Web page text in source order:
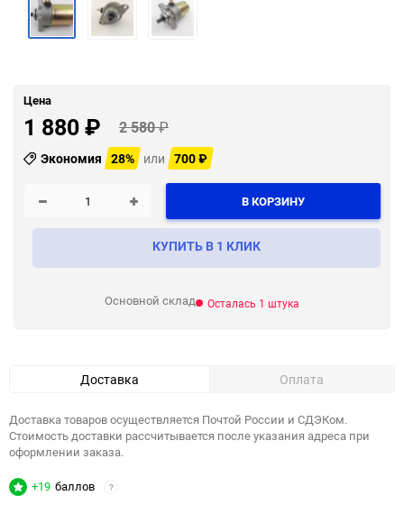
Цена
1 880₽ 2 580₽
Экономия 28% или 700₽
В КОРЗИНУ
КУПИТЬ В 1 КЛИК
Основной склад Осталась 1 штука
Доставка Оплата
Доставка товаров осуществляется Почтой России и СДЭКом.
Стоимость доставки рассчитывается после указания адреса при
оформлении заказа.
+19 баллов ?